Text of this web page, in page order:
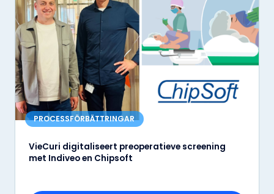
PROCESSFÖRBÄTTRINGAR
VieCuri digitaliseert preoperatieve screening
met Indiveo en Chipsoft